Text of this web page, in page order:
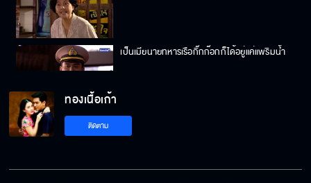
เป็นเมียนายทหารเรือกิ๊กก๊อกก็ได้อยู่แค่แพริมน้ำ
ถ้านี่ปะป๊า ส่วนนี่ก็หม่าม้า
ทองเนื้อเก้า
ติดตาม